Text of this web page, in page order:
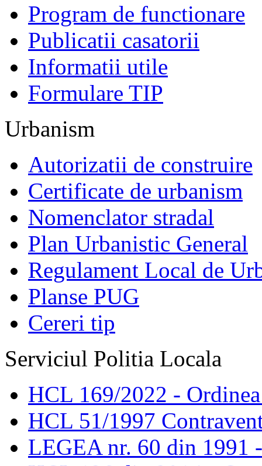
Program de functionare
Publicatii casatorii
Informatii utile
Formulare TIP
Urbanism
Autorizatii de construire
Certificate de urbanism
Nomenclator stradal
Plan Urbanistic General
Regulament Local de
Planse PUG
Cereri tip
Serviciul Politia Locala
HCL 169/2022 -
HCL 51/1997
LEGEA nr. 60 din 1991